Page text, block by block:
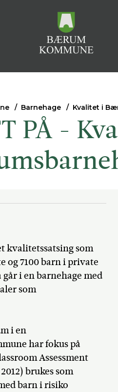
Barnehage Kvalitet i
PÅ -
kvalitetssatsing som
og 7100 barn i private
i en barnehage med
som
i en
har fokus på
Assessment
brukes som
barn i risiko